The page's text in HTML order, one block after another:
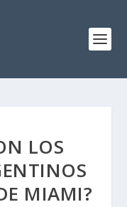
LOS
MIAMI?